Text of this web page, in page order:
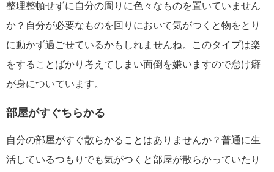
整理整頓せずに自分の周りに色々なものを置いていません
か？自分が必要なものを回りにおいて気がつくと物をとり
に動かず過ごせているかもしれませんね。このタイプは楽
をすることばかり考えてしまい面倒を嫌いますので怠け癖
が身についています。
部屋がすぐちらかる
自分の部屋がすぐ散らかることはありませんか？普通に生
活しているつもりでも気がつくと部屋が散らかっていたり